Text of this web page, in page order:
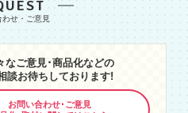
なご意見･商品化などの
談お待ちしております!
お問い合わせ･ご意見